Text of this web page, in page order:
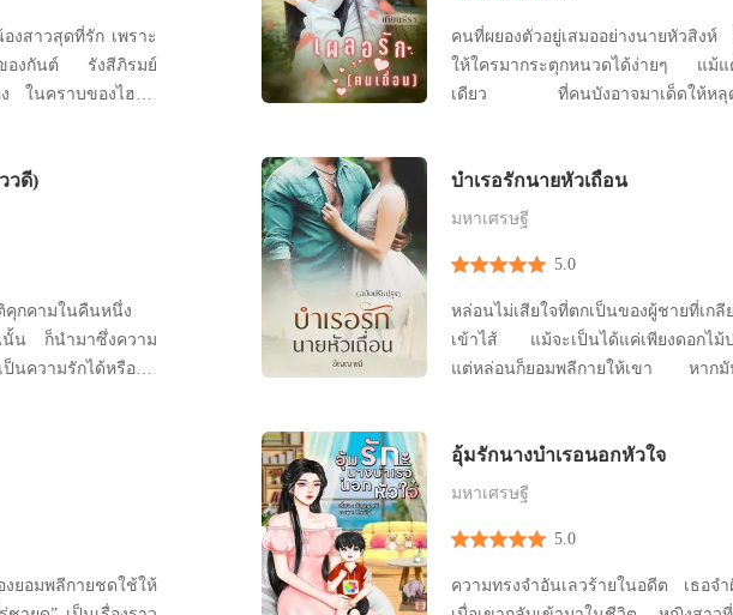
งสาวสุดที่รัก เพราะ
ในคราบของไฮโซ
เธอคือเจ้าสาวของ
แต่งงาน
คนที่ผยองตัวอยู่เสมออย่างนายหัวสิงห์
ให้ใครมากระตุกหนวดได้ง่ายๆ แม้แ
เดียว ที่คนบังอาจมาเด็ดให้หลุด
เธอจะต้องลุ่มหลงในรสสวาทของเขาตล
เธอจะต้องเรียกร้อง ครางคร่ำ และอ้อน
วดี)
คุกคามในคืนหนึ่ง
นั้น ก็นำมาซึ่งความ
นความรักได้หรือไม่
บำเรอรักนายหัวเถื่อน
มหาเศรษฐี
5.0
หล่อนไม่เสียใจที่ตกเป็นของผู้ชายที่เกลี
เข้าไส้ แม้จะเป็นได้แค่เพียงดอกไม้ป
แต่หล่อนก็ยอมพลีกายให้เขา หากมั
ตามตรง “พาขึ้นเรือได้แล้ว เดี๋ยวจม”
แต่เธอต้องให้รางวัลที่ฉัน
ยอมพลีกายชดใช้ให้
อุ้มรักนางบำเรอนอกหัวใจ
มหาเศรษฐี
5.0
ความทรงจำอันเลวร้ายในอดีต เธอจ